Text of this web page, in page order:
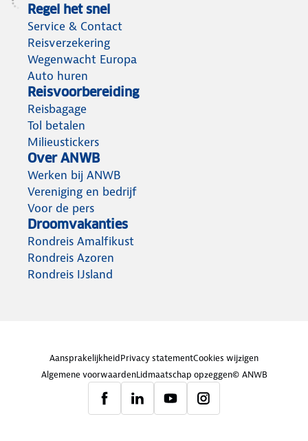
Regel het snel
Service & Contact
Reisverzekering
Wegenwacht Europa
Auto huren
Reisvoorbereiding
Reisbagage
Tol betalen
Milieustickers
Over ANWB
Werken bij ANWB
Vereniging en bedrijf
Voor de pers
Droomvakanties
Rondreis Amalfikust
Rondreis Azoren
Rondreis IJsland
AansprakelijkheidPrivacy statementCookies wijzigen
Algemene voorwaardenLidmaatschap opzeggen© ANWB